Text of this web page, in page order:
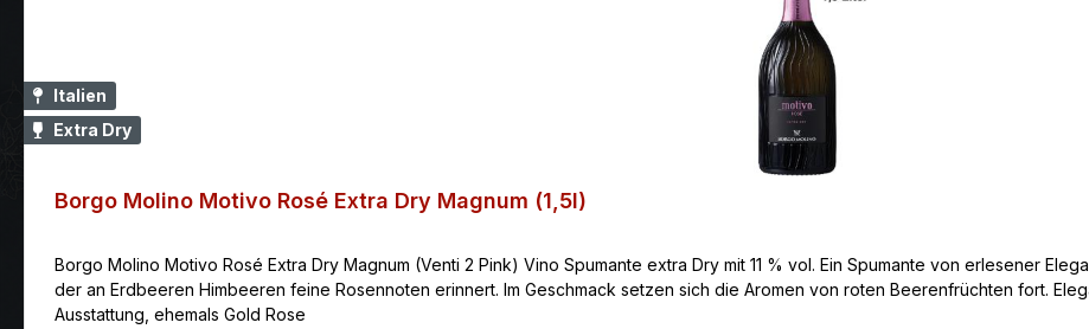
Italien
Extra Dry
Borgo Molino Motivo Rosé Extra Dry Magnum (1,5l)
Borgo Molino Motivo Rosé Extra Dry Magnum (Venti 2 Pink) Vino Spumante extra Dry mit 11 % vol. Ein Spumante von erlesener
der an Erdbeeren Himbeeren feine Rosennoten erinnert. Im Geschmack setzen sich die Aromen von roten Beerenfrüchten fort.
Ausstattung, ehemals Gold Rose